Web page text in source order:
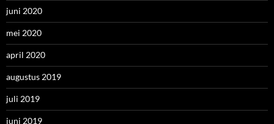
juni 2020
mei 2020
april 2020
augustus 2019
juli 2019
juni 2019